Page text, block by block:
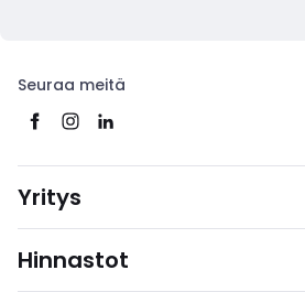
Seuraa meitä
Yritys
Hinnastot